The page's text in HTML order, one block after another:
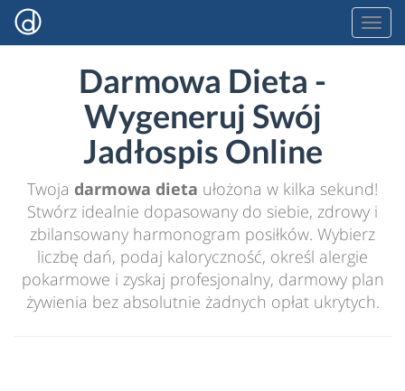
Darmowa Dieta -
Wygeneruj Swój
Jadłospis Online
Twoja darmowa dieta ułożona w kilka sekund!
Stwórz idealnie dopasowany do siebie, zdrowy i
zbilansowany harmonogram posiłków. Wybierz
liczbę dań, podaj kaloryczność, określ alergie
pokarmowe i zyskaj profesjonalny, darmowy plan
żywienia bez absolutnie żadnych opłat ukrytych.